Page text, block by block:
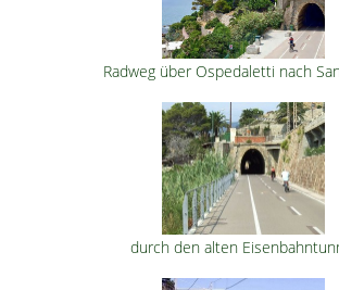
Radweg über Ospedaletti nach
durch den alten